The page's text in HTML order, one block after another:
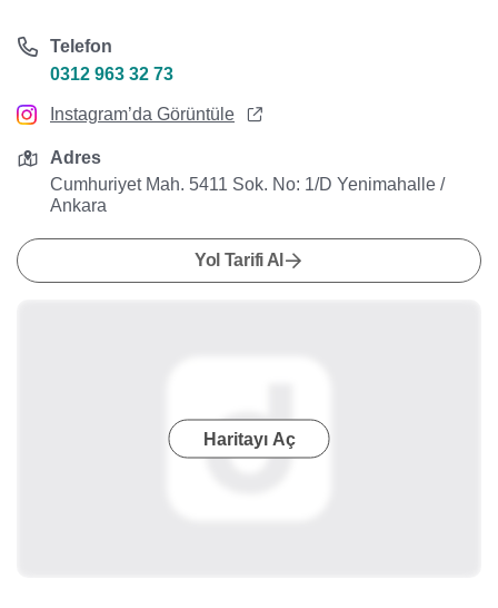
Telefon
0312 963 32 73
Instagram’da Görüntüle
Adres
Cumhuriyet Mah. 5411 Sok. No: 1/D Yenimahalle /
Ankara
Yol Tarifi Al
Haritayı Aç